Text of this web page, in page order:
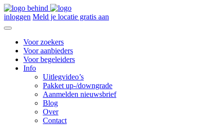
inloggen Meld je locatie gratis aan
Voor zoekers
Voor aanbieders
Voor begeleiders
Info
Uitlegvideo’s
Pakket up-/downgrade
Aanmelden nieuwsbrief
Blog
Over
Contact